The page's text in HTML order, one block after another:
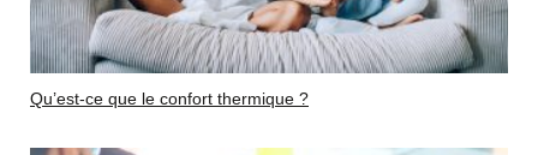
Qu’est-ce que le confort thermique ?